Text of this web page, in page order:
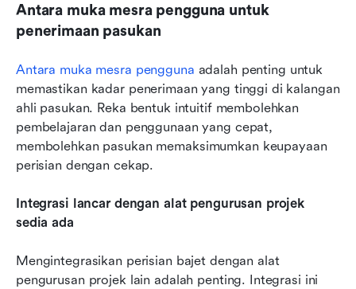
Antara muka mesra pengguna untuk
penerimaan pasukan
Antara muka mesra pengguna adalah penting untuk
memastikan kadar penerimaan yang tinggi di kalangan
ahli pasukan. Reka bentuk intuitif membolehkan
pembelajaran dan penggunaan yang cepat,
membolehkan pasukan memaksimumkan keupayaan
perisian dengan cekap.
Integrasi lancar dengan alat pengurusan projek
sedia ada
Mengintegrasikan perisian bajet dengan alat
pengurusan projek lain adalah penting. Integrasi ini